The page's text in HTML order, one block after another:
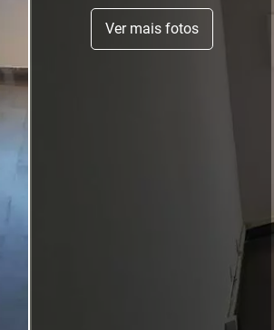
Ver mais fotos